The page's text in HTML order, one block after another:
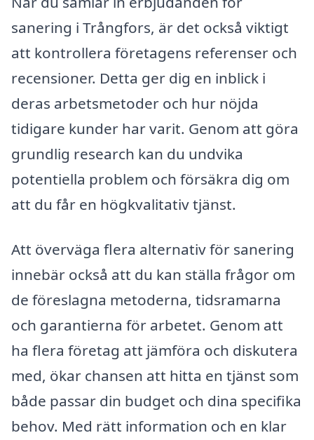
sanering i Trångfors, är det också viktigt
att kontrollera företagens referenser och
recensioner. Detta ger dig en inblick i
deras arbetsmetoder och hur nöjda
tidigare kunder har varit. Genom att göra
grundlig research kan du undvika
potentiella problem och försäkra dig om
att du får en högkvalitativ tjänst.
Att överväga flera alternativ för sanering
innebär också att du kan ställa frågor om
de föreslagna metoderna, tidsramarna
och garantierna för arbetet. Genom att
ha flera företag att jämföra och diskutera
med, ökar chansen att hitta en tjänst som
både passar din budget och dina specifika
behov. Med rätt information och en klar